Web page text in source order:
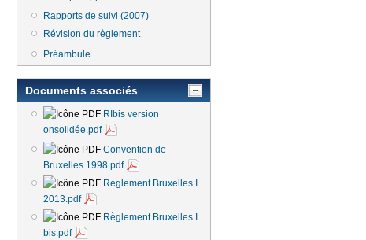
Rapports de suivi (2007)
Révision du règlement
Préambule
Documents associés
RIbis version
onsolidée.pdf
Convention de
Bruxelles 1998.pdf
Reglement Bruxelles I
2013.pdf
Règlement Bruxelles I
bis.pdf